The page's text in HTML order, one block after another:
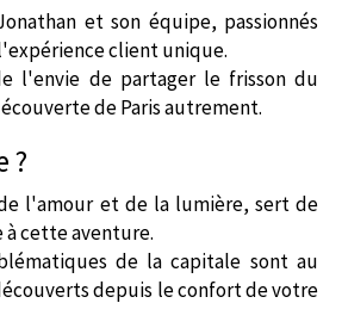
et son équipe, passionnés
client unique.
l'envie de partager le frisson du
de Paris autrement.
?
l'amour et de la lumière, sert de
cette aventure.
de la capitale sont au
depuis le confort de votre